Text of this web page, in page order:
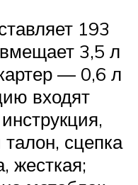
193
3,5 л
— 0,6 л
входят
сцепка
жесткая;